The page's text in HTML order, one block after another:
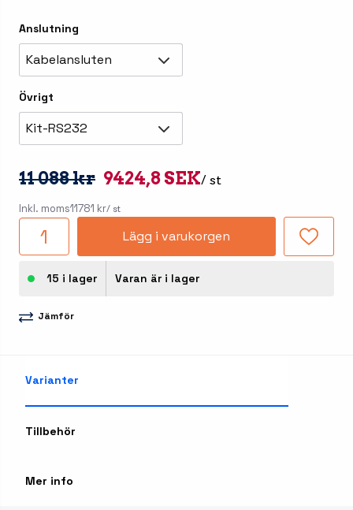
Anslutning
Kabelansluten
Övrigt
Kit-RS232
11 088 kr 9424,8 SEK/ st
Inkl. moms11781 kr/ st
Lägg i varukorgen
15 i lager Varan är i lager
Jämför
Varianter
Tillbehör
Mer info